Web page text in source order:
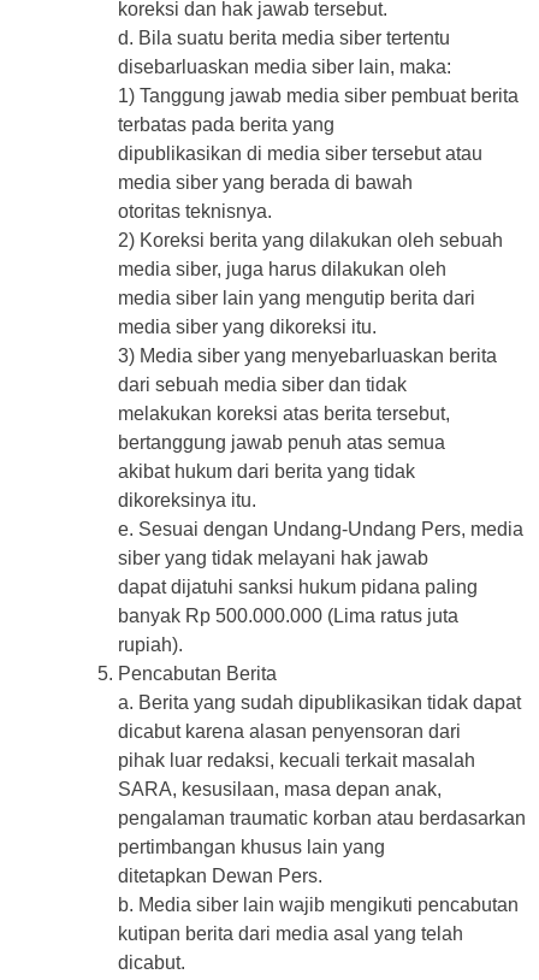
koreksi dan hak jawab tersebut.
d. Bila suatu berita media siber tertentu
disebarluaskan media siber lain, maka:
1) Tanggung jawab media siber pembuat berita
terbatas pada berita yang
dipublikasikan di media siber tersebut atau
media siber yang berada di bawah
otoritas teknisnya.
2) Koreksi berita yang dilakukan oleh sebuah
media siber, juga harus dilakukan oleh
media siber lain yang mengutip berita dari
media siber yang dikoreksi itu.
3) Media siber yang menyebarluaskan berita
dari sebuah media siber dan tidak
melakukan koreksi atas berita tersebut,
bertanggung jawab penuh atas semua
akibat hukum dari berita yang tidak
dikoreksinya itu.
e. Sesuai dengan Undang-Undang Pers, media
siber yang tidak melayani hak jawab
dapat dijatuhi sanksi hukum pidana paling
banyak Rp 500.000.000 (Lima ratus juta
rupiah).
Pencabutan Berita
a. Berita yang sudah dipublikasikan tidak dapat
dicabut karena alasan penyensoran dari
pihak luar redaksi, kecuali terkait masalah
SARA, kesusilaan, masa depan anak,
pengalaman traumatic korban atau berdasarkan
pertimbangan khusus lain yang
ditetapkan Dewan Pers.
b. Media siber lain wajib mengikuti pencabutan
kutipan berita dari media asal yang telah
dicabut.